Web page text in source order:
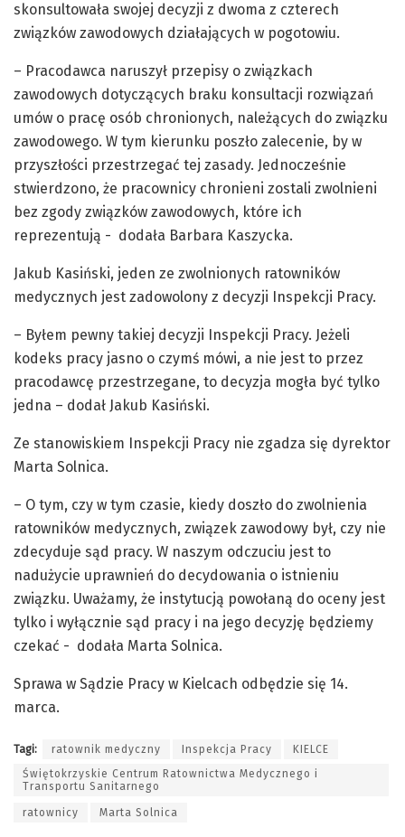
skonsultowała swojej decyzji z dwoma z czterech
związków zawodowych działających w pogotowiu.
– Pracodawca naruszył przepisy o związkach
zawodowych dotyczących braku konsultacji rozwiązań
umów o pracę osób chronionych, należących do związku
zawodowego. W tym kierunku poszło zalecenie, by w
przyszłości przestrzegać tej zasady. Jednocześnie
stwierdzono, że pracownicy chronieni zostali zwolnieni
bez zgody związków zawodowych, które ich
reprezentują - dodała Barbara Kaszycka.
Jakub Kasiński, jeden ze zwolnionych ratowników
medycznych jest zadowolony z decyzji Inspekcji Pracy.
– Byłem pewny takiej decyzji Inspekcji Pracy. Jeżeli
kodeks pracy jasno o czymś mówi, a nie jest to przez
pracodawcę przestrzegane, to decyzja mogła być tylko
jedna – dodał Jakub Kasiński.
Ze stanowiskiem Inspekcji Pracy nie zgadza się dyrektor
Marta Solnica.
– O tym, czy w tym czasie, kiedy doszło do zwolnienia
ratowników medycznych, związek zawodowy był, czy nie
zdecyduje sąd pracy. W naszym odczuciu jest to
nadużycie uprawnień do decydowania o istnieniu
związku. Uważamy, że instytucją powołaną do oceny jest
tylko i wyłącznie sąd pracy i na jego decyzję będziemy
czekać - dodała Marta Solnica.
Sprawa w Sądzie Pracy w Kielcach odbędzie się 14.
marca.
Tagi: ratownik medyczny Inspekcja Pracy
KIELCE
Świętokrzyskie Centrum Ratownictwa Medycznego i
Transportu Sanitarnego
ratownicy Marta Solnica